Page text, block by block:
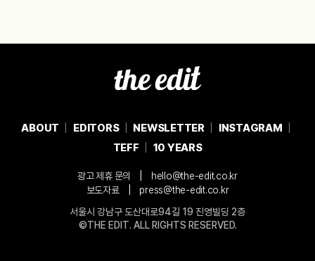
ABOUT EDITORS NEWSLETTER
INSTAGRAM
TEFF
10 YEARS
광고 제휴 문의
hello@the-edit.co.kr
보도자료
press@the-edit.co.kr
서울시 강남구 도산대로94길 19 진영빌딩 2층
©THE EDIT. ALL RIGHTS RESERVED.